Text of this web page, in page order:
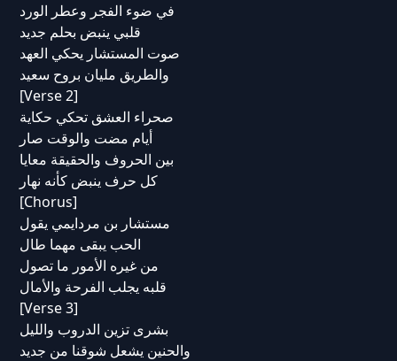
في ضوء الفجر وعطر الورد
قلبي ينبض بحلم جديد
صوت المستشار يحكي العهد
والطريق مليان بروح سعيد
[Verse 2]
صحراء العشق تحكي حكاية
أيام مضت والوقت صار
بين الحروف والحقيقة معايا
كل حرف ينبض كأنه نهار
[Chorus]
مستشار بن مردايمي يقول
الحب يبقى مهما طال
من غيره الأمور ما تصول
قلبه يجلب الفرحة والأمال
[Verse 3]
بشرى تزين الدروب والليل
والحنين يشعل شوقنا من جديد